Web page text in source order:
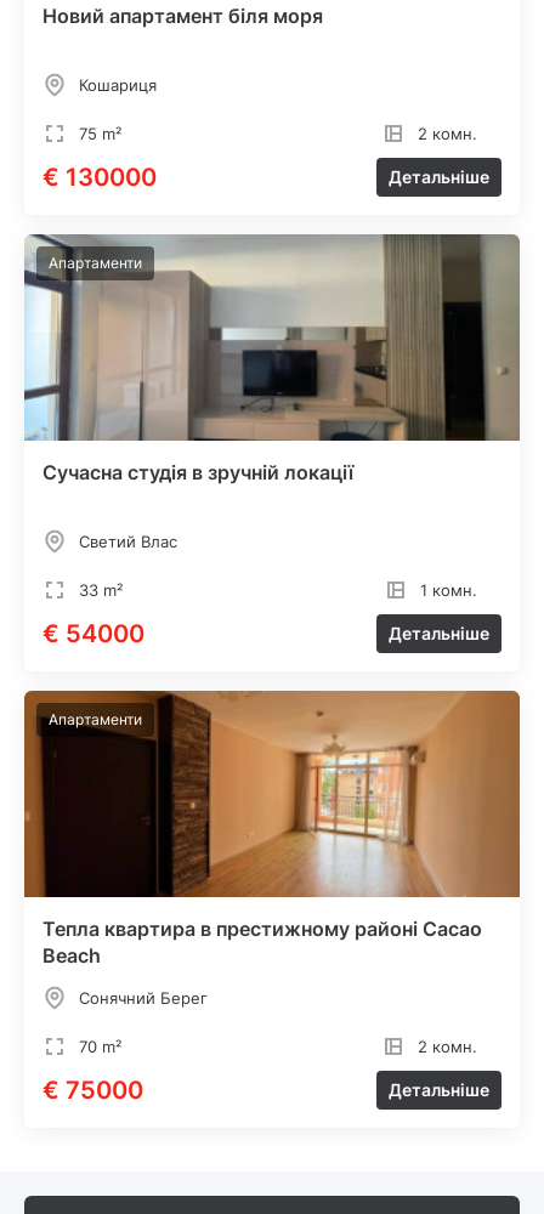
Новий апартамент біля моря
Кошариця
75 m² 2 комн.
€ 130000 Детальніше
Апартаменти
Сучасна студія в зручній локації
Светий Влас
33 m² 1 комн.
€ 54000 Детальніше
Апартаменти
Тепла квартира в престижному районі Cacao
Beach
Сонячний Берег
70 m² 2 комн.
€ 75000 Детальніше